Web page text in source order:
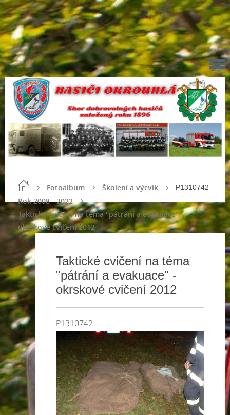
Fotoalbum
Školení a výcvik
Rok 2008 - 2022
Taktické cvičení na téma "pátrání a evakuace" -
okrskové cvičení 2012
P1310742
Taktické cvičení na téma
"pátrání a evakuace" -
okrskové cvičení 2012
P1310742